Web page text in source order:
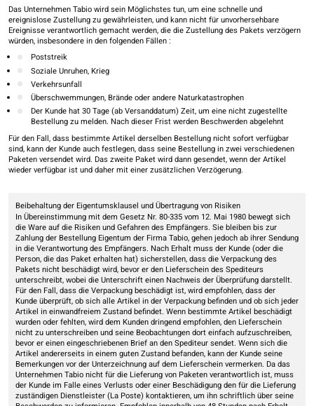
Das Unternehmen Tabio wird sein Möglichstes tun, um eine schnelle und
ereignislose Zustellung zu gewährleisten, und kann nicht für unvorhersehbare
Ereignisse verantwortlich gemacht werden, die die Zustellung des Pakets verzögern
würden, insbesondere in den folgenden Fällen :
Poststreik
Soziale Unruhen, Krieg
Verkehrsunfall
Überschwemmungen, Brände oder andere Naturkatastrophen
Der Kunde hat 30 Tage (ab Versanddatum) Zeit, um eine nicht zugestellte
Bestellung zu melden. Nach dieser Frist werden Beschwerden abgelehnt
Für den Fall, dass bestimmte Artikel derselben Bestellung nicht sofort verfügbar
sind, kann der Kunde auch festlegen, dass seine Bestellung in zwei verschiedenen
Paketen versendet wird. Das zweite Paket wird dann gesendet, wenn der Artikel
wieder verfügbar ist und daher mit einer zusätzlichen Verzögerung.
Beibehaltung der Eigentumsklausel und Übertragung von Risiken
In Übereinstimmung mit dem Gesetz Nr. 80-335 vom 12. Mai 1980 bewegt sich
die Ware auf die Risiken und Gefahren des Empfängers. Sie bleiben bis zur
Zahlung der Bestellung Eigentum der Firma Tabio, gehen jedoch ab ihrer Sendung
in die Verantwortung des Empfängers. Nach Erhalt muss der Kunde (oder die
Person, die das Paket erhalten hat) sicherstellen, dass die Verpackung des
Pakets nicht beschädigt wird, bevor er den Lieferschein des Spediteurs
unterschreibt, wobei die Unterschrift einen Nachweis der Überprüfung darstellt.
Für den Fall, dass die Verpackung beschädigt ist, wird empfohlen, dass der
Kunde überprüft, ob sich alle Artikel in der Verpackung befinden und ob sich jeder
Artikel in einwandfreiem Zustand befindet. Wenn bestimmte Artikel beschädigt
wurden oder fehlten, wird dem Kunden dringend empfohlen, den Lieferschein
nicht zu unterschreiben und seine Beobachtungen dort einfach aufzuschreiben,
bevor er einen eingeschriebenen Brief an den Spediteur sendet. Wenn sich die
Artikel andererseits in einem guten Zustand befanden, kann der Kunde seine
Bemerkungen vor der Unterzeichnung auf dem Lieferschein vermerken. Da das
Unternehmen Tabio nicht für die Lieferung von Paketen verantwortlich ist, muss
der Kunde im Falle eines Verlusts oder einer Beschädigung den für die Lieferung
zuständigen Dienstleister (La Poste) kontaktieren, um ihn schriftlich über seine